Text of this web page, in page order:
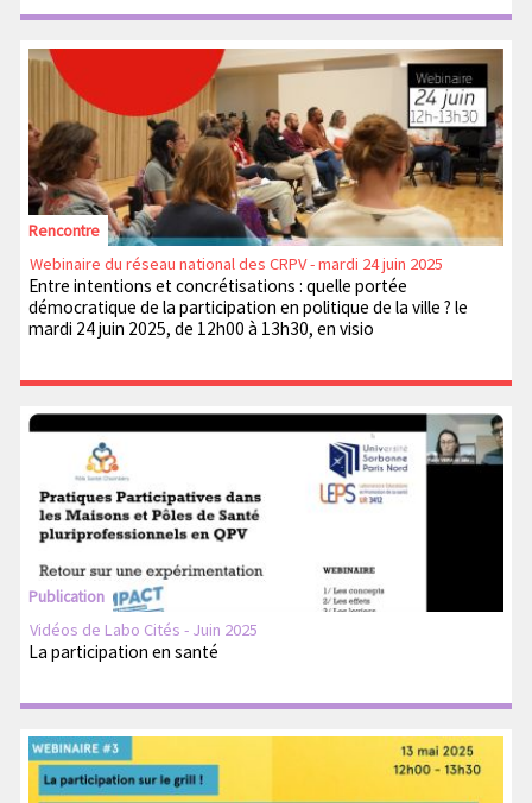
Rencontre
Webinaire du réseau national des CRPV - mardi 24 juin 2025
Entre intentions et concrétisations : quelle portée
démocratique de la participation en politique de la ville ? le
mardi 24 juin 2025, de 12h00 à 13h30, en visio
Publication
Vidéos de Labo Cités - Juin 2025
La participation en santé